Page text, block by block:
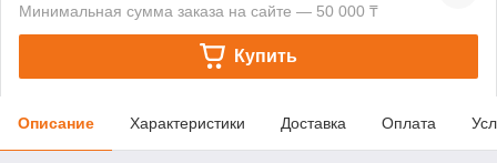
Минимальная сумма заказа на сайте — 50 000 ₸
Купить
Описание Характеристики Доставка Оплата